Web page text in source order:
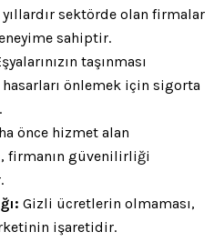
yıllardır sektörde olan firmalar
sahiptir.
taşınması
önlemek için sigorta
önce hizmet alan
firmanın güvenilirliği
Gizli ücretlerin olmaması,
işaretidir.